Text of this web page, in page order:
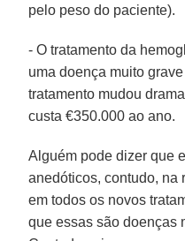
pelo peso do paciente).
- O tratamento da
uma doença muito
tratamento mudou
custa €350.000 ao ano.
Alguém pode dizer que
anedóticos, contudo, na
em todos os novos
que essas são doenças